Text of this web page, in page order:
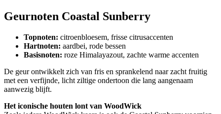
Geurnoten Coastal Sunberry
Topnoten: citroenbloesem, frisse citrusaccenten
Hartnoten: aardbei, rode bessen
Basisnoten: roze Himalayazout, zachte warme accenten
De geur ontwikkelt zich van fris en sprankelend naar zacht fruitig
met een verfijnde, licht ziltige ondertoon die lang aangenaam
aanwezig blijft.
Het iconische houten lont van WoodWick